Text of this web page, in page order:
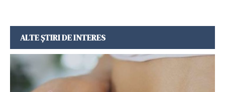
ALTE ȘTIRI DE INTERES